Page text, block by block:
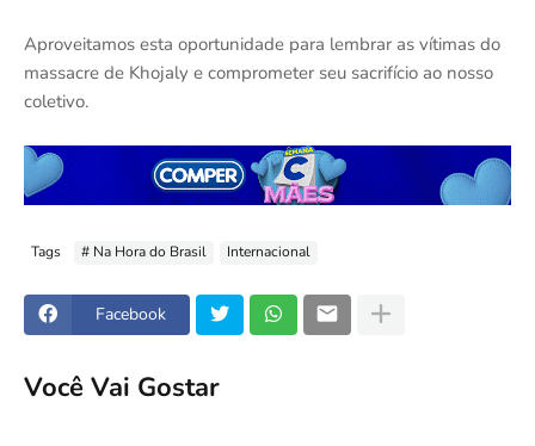
Aproveitamos esta oportunidade para lembrar as vítimas do
massacre de Khojaly e comprometer seu sacrifício ao nosso
coletivo.
Tags # Na Hora do Brasil Internacional
Facebook
Você Vai Gostar